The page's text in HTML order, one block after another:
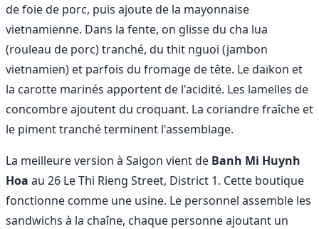
de foie de porc, puis ajoute de la mayonnaise
vietnamienne. Dans la fente, on glisse du cha lua
(rouleau de porc) tranché, du thit nguoi (jambon
vietnamien) et parfois du fromage de tête. Le daïkon et
la carotte marinés apportent de l'acidité. Les lamelles de
concombre ajoutent du croquant. La coriandre fraîche et
le piment tranché terminent l'assemblage.
La meilleure version à Saigon vient de Banh Mi Huynh
Hoa au 26 Le Thi Rieng Street, District 1. Cette boutique
fonctionne comme une usine. Le personnel assemble les
sandwichs à la chaîne, chaque personne ajoutant un